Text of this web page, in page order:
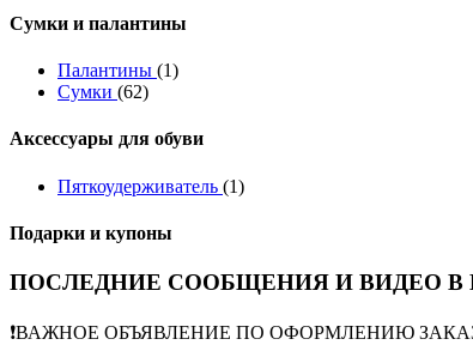
Сумки и палантины
Палантины (1)
Сумки (62)
Аксессуары для обуви
Пяткоудерживатель (1)
Подарки и купоны
ПОСЛЕДНИЕ СООБЩЕНИЯ И ВИДЕО В
❗️ВАЖНОЕ ОБЪЯВЛЕНИЕ ПО ОФОРМЛЕНИЮ